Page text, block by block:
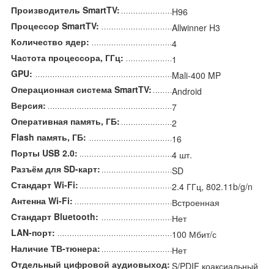
Производитель SmartTV:
H96
Процессор SmartTV:
Allwinner H3
Количество ядер:
4
Частота процессора, ГГц:
1
GPU:
Mali-400 MP
Операционная система SmartTV:
Android
Версия:
7
Оперативная память, ГБ:
2
Flash память, ГБ:
16
Порты USB 2.0:
4 шт.
Разъём для SD-карт:
SD
Стандарт Wi-Fi:
2.4 ГГц, 802.11b/g/n
Антенна Wi-Fi:
Встроенная
Стандарт Bluetooth:
Нет
LAN-порт:
100 Мбит/с
Наличие ТВ-тюнера:
Нет
Отдельный цифровой аудиовыход: S/PDIF коаксиальный